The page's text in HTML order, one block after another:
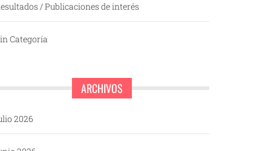
/ Publicaciones de interés
Categoría
ARCHIVOS
2026